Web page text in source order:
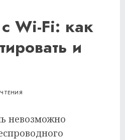
Wi-Fi: как
и
невозможно